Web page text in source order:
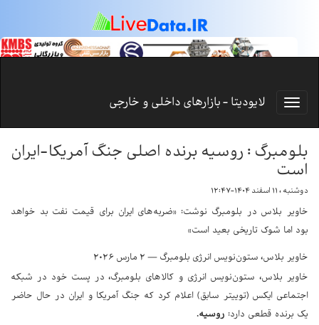
لایودیتا - بازارهای داخلی و خارجی
بلومبرگ : روسیه برنده اصلی جنگ آمریکا-ایران
است
دوشنبه ، ۱۱ اسفند ۱۴۰۴-۱۲:۴۷
خاویر بلاس در بلومبرگ نوشت: «ضربه‌های ایران برای قیمت نفت بد خواهد
بود اما شوک تاریخی بعید است»
خاویر بلاس، ستون‌نویس انرژی بلومبرگ — ۲ مارس ۲۰۲۶
خاویر بلاس، ستون‌نویس انرژی و کالاهای بلومبرگ، در پست خود در شبکه
اجتماعی ایکس (توییتر سابق) اعلام کرد که جنگ آمریکا و ایران در حال حاضر
یک برنده قطعی دارد: روسیه.